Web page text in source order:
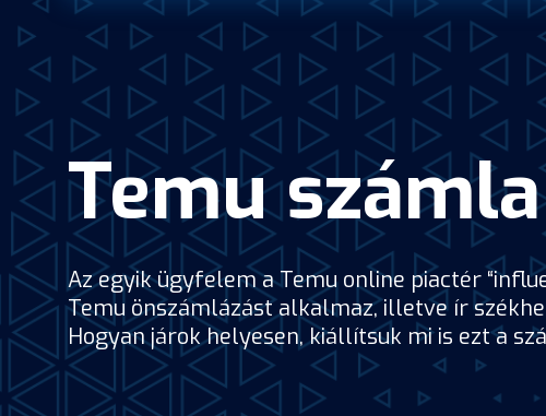
Temu
Az egyik ügyfelem a Temu online piactér
Temu önszámlázást alkalmaz, illetve ír
Hogyan járok helyesen, kiállítsuk mi is ezt a